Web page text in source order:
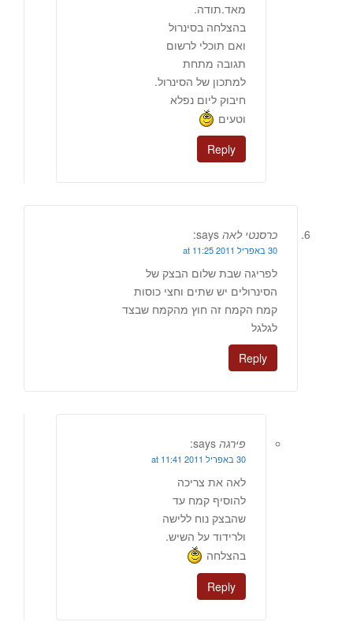
מאד.תודה.
בהצלחה בסינרול
ואם תוכלי לרשום
תגובה מתחת
למתכון של הסינרול.
חיבוק ליום נפלא
וטעים
Reply
כרסנטי לאה says:
30 באפריל 2011 at 11:25
לפריגה שבת שלום הבצק של
הסינרולים יש שתים וחצי כוסות
קמח הקמח זה חוץ מהקמח שבצד
לגלגל
Reply
פירגה says:
30 באפריל 2011 at 11:41
לאה את צריכה
להוסיף קמח עד
שהבצק נוח ללישה
ולרידוד על השיש.
בהצלחה
Reply